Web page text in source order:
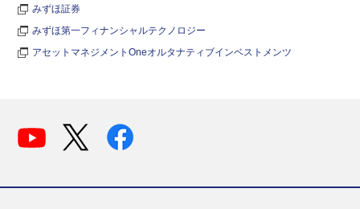
みずほ証券
みずほ第一フィナンシャルテクノロジー
アセットマネジメントOneオルタナティブインベストメンツ